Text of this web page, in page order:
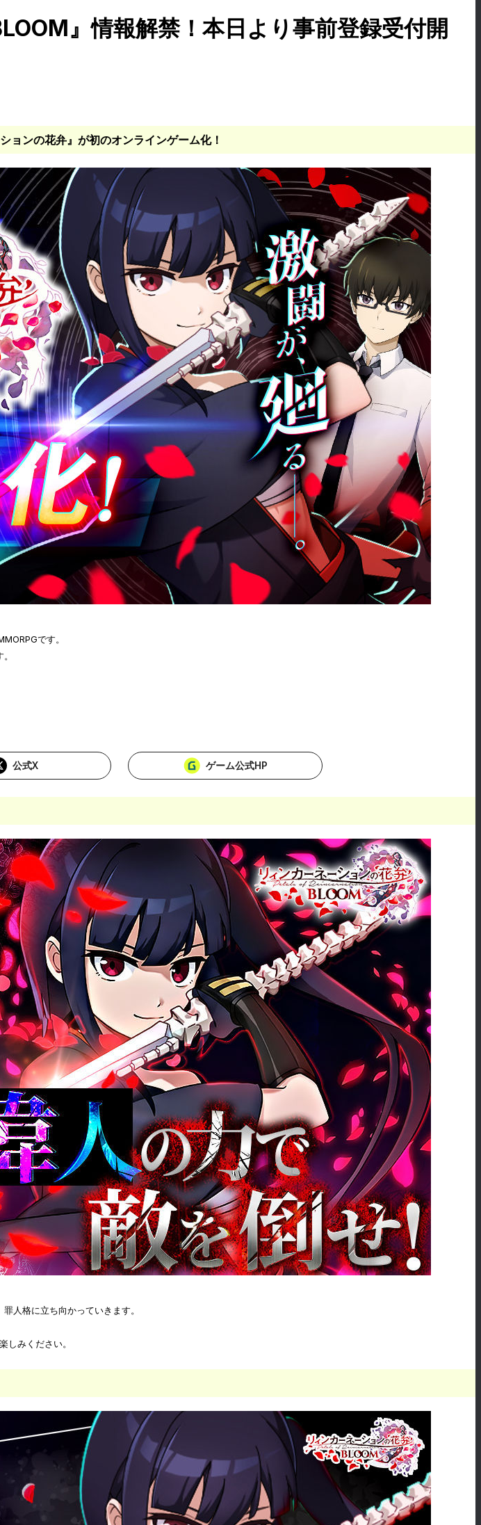
』情報解禁！本日より事前登録受付開
ョンの花弁』が初のオンラインゲーム化！
です。
公式X ゲーム公式HP
人格に立ち向かっていきます。
しみください。